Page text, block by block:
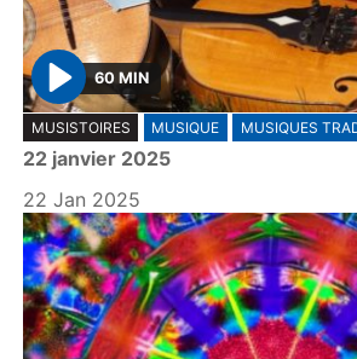
P
l
a
y
60 MIN
MUSISTOIRES MUSIQUE MUSIQUES
22 janvier 2025
22 Jan 2025